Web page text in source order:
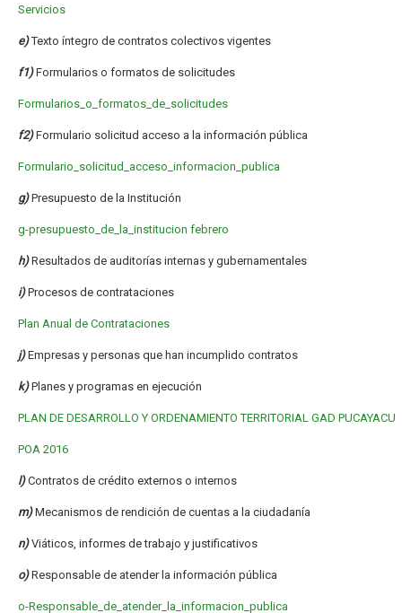
Servicios
e)Texto íntegro de contratos colectivos vigentes
f1)Formularios o formatos de solicitudes
Formularios_o_formatos_de_solicitudes
f2)Formulario solicitud acceso a la información pública
Formulario_solicitud_acceso_informacion_publica
g) Presupuesto de la Institución
g-presupuesto_de_la_institucion febrero
h)Resultados de auditorías internas y gubernamentales
i) Procesos de contrataciones
Plan Anual de Contrataciones
j) Empresas y personas que han incumplido contratos
k) Planes y programas en ejecución
PLAN DE DESARROLLO Y ORDENAMIENTO TERRITORIAL GAD PUCAYACU
POA 2016
l) Contratos de crédito externos o internos
m)Mecanismos de rendición de cuentas a la ciudadanía
n)Viáticos, informes de trabajo y justificativos
o)Responsable de atender la información pública
o-Responsable_de_atender_la_informacion_publica